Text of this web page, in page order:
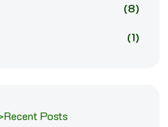
(8)
(1)
Posts